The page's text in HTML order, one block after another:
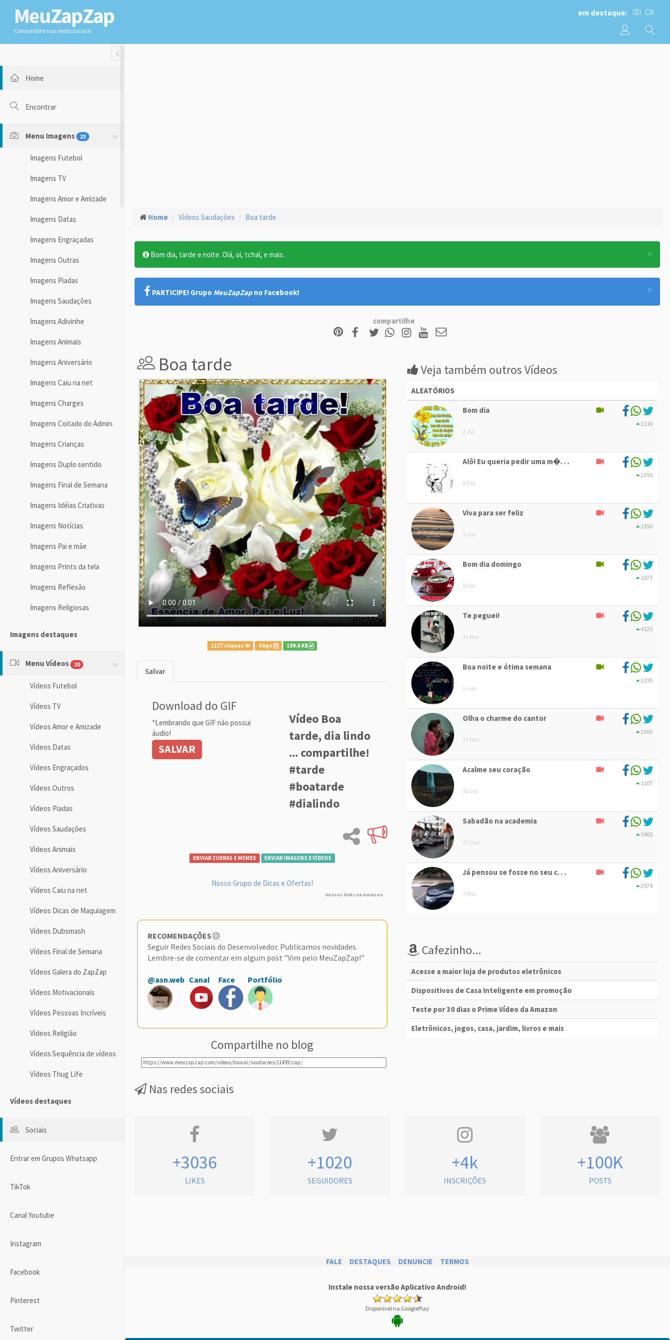
MeuZapZap
Compartilhe nas redes sociais!
em destaque:
Toggle Fullwidth
Home
Encontrar
Menu Imagens 23
Imagens Futebol
Imagens TV
Imagens Amor e Amizade
Imagens Datas
Imagens Engraçadas
Imagens Outras
Imagens Piadas
Imagens Saudações
Imagens Adivinhe
Imagens Animais
Imagens Aniversário
Imagens Caiu na net
Imagens Charges
Imagens Coitado do Admin.
Imagens Crianças
Imagens Duplo sentido
Imagens Final de Semana
Imagens Idéias Criativas
Imagens Notícias
Imagens Pai e mãe
Imagens Prints da tela
Imagens Reflexão
Imagens Religiosas
Imagens destaques
Menu Vídeos 20
Vídeos Futebol
Vídeos TV
Vídeos Amor e Amizade
Vídeos Datas
Vídeos Engraçados
Vídeos Outros
Vídeos Piadas
Vídeos Saudações
Vídeos Animais
Vídeos Aniversário
Vídeos Caiu na net
Vídeos Dicas de Maquiagem
Vídeos Dubsmash
Vídeos Final de Semana
Vídeos Galera do ZapZap
Vídeos Motivacionais
Vídeos Pessoas Incríveis
Vídeos Religião
Vídeos Sequência de vídeos
Vídeos Thug Life
Vídeos destaques
Sociais
Entrar em Grupos Whatsapp
TikTok
Canal Youtube
Instagram
Facebook
Pinterest
Twitter
Home Vídeos Saudações Boa tarde
×
Bom dia, tarde e noite. Olá, oi, tchal, e mais.
×
PARTICIPE! Grupo MeuZapZap no Facebook!
compartilhe
Boa tarde
1177 cliques 4 Ago 199.6 KB
Salvar
Download do GIF
*Lembrando que GIF não possui
áudio!
SALVAR
Vídeo Boa
tarde, dia lindo
... compartilhe!
#tarde
#boatarde
#dialindo
ENVIAR ZUERAS E MEMES ENVIAR IMAGENS E VÍDEOS
Nosso Grupo de Dicas e Ofertas!
nossos links na Amazon
RECOMENDAÇÕES
Seguir Redes Sociais do Desenvolvedor. Publicamos novidades.
Lembre-se de comentar em algum post "Vim pelo MeuZapZap!"
@asn.web Canal Face Portfólio
Compartilhe no blog
Veja também outros Vídeos
ALEATÓRIOS
Bom dia
2 Jul
1116
Alô! Eu queria pedir uma m�. . .
2 Fev
2395
Viva para ser feliz
5 Jan
1350
Bom dia domingo
5 Fev
1073
Te peguei!
31 Mai
4125
Boa noite e ótima semana
6 Jun
1195
Olha o charme do cantor
27 Nov
2363
Acalme seu coração
30 Jul
1107
Sabadão na academia
22 Out
5965
Já pensou se fosse no seu c. . .
7 Mar
2579
Cafezinho...
Acesse a maior loja de produtos eletrônicos
Dispositivos de Casa Inteligente em promoção
Teste por 30 dias o Prime Vídeo da Amazon
Eletrônicos, jogos, casa, jardim, livros e mais
Nas redes sociais
+3036
LIKES
+1020
SEGUIDORES
+4k
INSCRIÇÕES
+100K
POSTS
FALE DESTAQUES DENUNCIE TERMOS
Instale nossa versão Aplicativo Android!
Disponível na GooglePlay